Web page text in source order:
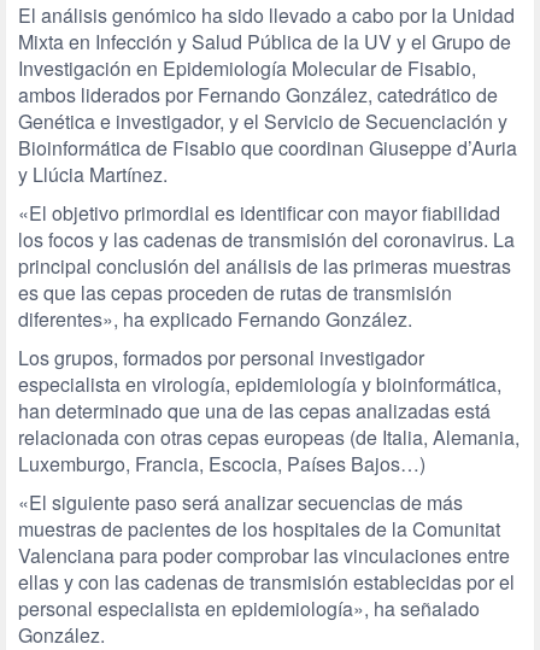
El análisis genómico ha sido llevado a cabo por la Unidad
Mixta en Infección y Salud Pública de la UV y el Grupo de
Investigación en Epidemiología Molecular de Fisabio,
ambos liderados por Fernando González, catedrático de
Genética e investigador, y el Servicio de Secuenciación y
Bioinformática de Fisabio que coordinan Giuseppe d’Auria
y Llúcia Martínez.
«El objetivo primordial es identificar con mayor fiabilidad
los focos y las cadenas de transmisión del coronavirus. La
principal conclusión del análisis de las primeras muestras
es que las cepas proceden de rutas de transmisión
diferentes», ha explicado Fernando González.
Los grupos, formados por personal investigador
especialista en virología, epidemiología y bioinformática,
han determinado que una de las cepas analizadas está
relacionada con otras cepas europeas (de Italia, Alemania,
Luxemburgo, Francia, Escocia, Países Bajos…)
«El siguiente paso será analizar secuencias de más
muestras de pacientes de los hospitales de la Comunitat
Valenciana para poder comprobar las vinculaciones entre
ellas y con las cadenas de transmisión establecidas por el
personal especialista en epidemiología», ha señalado
González.